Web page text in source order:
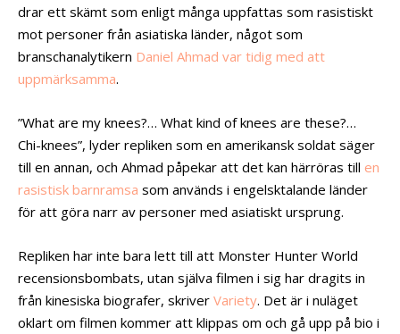
drar ett skämt som enligt många uppfattas som rasistiskt
mot personer från asiatiska länder, något som
branschanalytikern Daniel Ahmad var tidig med att
uppmärksamma.
”What are my knees?… What kind of knees are these?…
Chi-knees”, lyder repliken som en amerikansk soldat säger
till en annan, och Ahmad påpekar att det kan härröras till en
rasistisk barnramsa som används i engelsktalande länder
för att göra narr av personer med asiatiskt ursprung.
Repliken har inte bara lett till att Monster Hunter World
recensionsbombats, utan själva filmen i sig har dragits in
från kinesiska biografer, skriver Variety. Det är i nuläget
oklart om filmen kommer att klippas om och gå upp på bio i